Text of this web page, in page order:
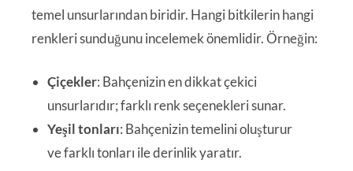
temel unsurlarından biridir. Hangi bitkilerin hangi
renkleri sunduğunu incelemek önemlidir. Örneğin:
Çiçekler: Bahçenizin en dikkat çekici
unsurlarıdır; farklı renk seçenekleri sunar.
Yeşil tonları: Bahçenizin temelini oluşturur
ve farklı tonları ile derinlik yaratır.